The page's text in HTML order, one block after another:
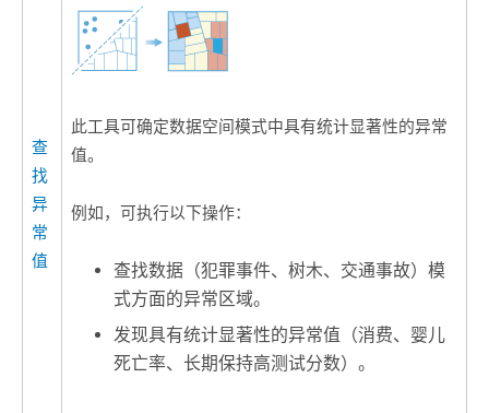
查
找
异
常
值
此工具可确定数据空间模式中具有统计显著性的异常
值。
例如，可执行以下操作：
查找数据（犯罪事件、树木、交通事故）模
式方面的异常区域。
发现具有统计显著性的异常值（消费、婴儿
死亡率、长期保持高测试分数）。